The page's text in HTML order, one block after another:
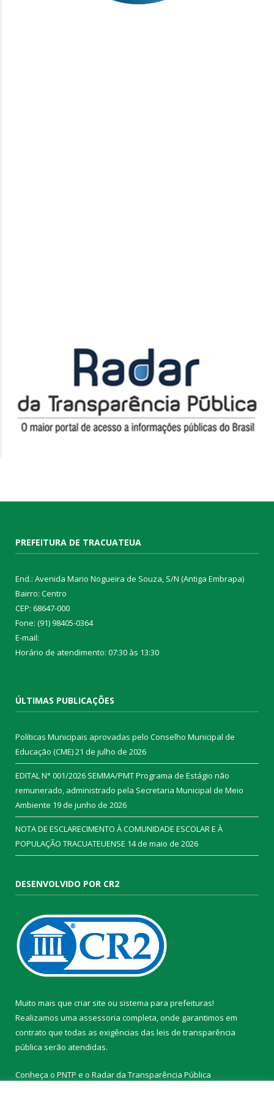
PREFEITURA DE TRACUATEUA
End.: Avenida Mario Nogueira de Souza, S/N (Antiga Embrapa)
Bairro: Centro
CEP: 68647-000
Fone: (91) 98405-0364
E-mail:
Horário de atendimento: 07:30 às 13:30
ÚLTIMAS PUBLICAÇÕES
Políticas Municipais aprovadas pelo Conselho Municipal de
Educação (CME)21 de julho de 2026
EDITAL N° 001/2026 SEMMA/PMT Programa de Estágio não
remunerado, administrado pela Secretaria Municipal de Meio
Ambiente 19 de junho de 2026
NOTA DE ESCLARECIMENTO À COMUNIDADE ESCOLAR E À
POPULAÇÃO TRACUATEUENSE 14 de maio de 2026
DESENVOLVIDO POR CR2
Muito mais que criar site ou sistema para prefeituras!
Realizamos uma assessoria completa, onde garantimos em
contrato que todas as exigências das leis de transparência
pública serão atendidas.
Conheça o PNTP e o Radar da Transparência Pública